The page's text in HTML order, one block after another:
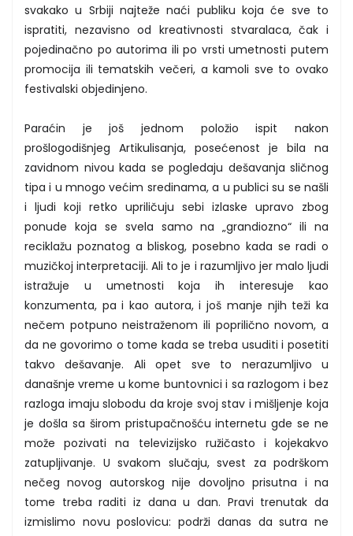
svakako u Srbiji najteže naći publiku koja će sve to
ispratiti, nezavisno od kreativnosti stvaralaca, čak i
pojedinačno po autorima ili po vrsti umetnosti putem
promocija ili tematskih večeri, a kamoli sve to ovako
festivalski objedinjeno.
Paraćin je još jednom položio ispit nakon
prošlogodišnjeg Artikulisanja, posećenost je bila na
zavidnom nivou kada se pogledaju dešavanja sličnog
tipa i u mnogo većim sredinama, a u publici su se našli
i ljudi koji retko upriličuju sebi izlaske upravo zbog
ponude koja se svela samo na „grandiozno“ ili na
reciklažu poznatog a bliskog, posebno kada se radi o
muzičkoj interpretaciji. Ali to je i razumljivo jer malo ljudi
istražuje u umetnosti koja ih interesuje kao
konzumenta, pa i kao autora, i još manje njih teži ka
nečem potpuno neistraženom ili poprilično novom, a
da ne govorimo o tome kada se treba usuditi i posetiti
takvo dešavanje. Ali opet sve to nerazumljivo u
današnje vreme u kome buntovnici i sa razlogom i bez
razloga imaju slobodu da kroje svoj stav i mišljenje koja
je došla sa širom pristupačnošću internetu gde se ne
može pozivati na televizijsko ružičasto i kojekakvo
zatupljivanje. U svakom slučaju, svest za podrškom
nečeg novog autorskog nije dovoljno prisutna i na
tome treba raditi iz dana u dan. Pravi trenutak da
izmislimo novu poslovicu: podrži danas da sutra ne